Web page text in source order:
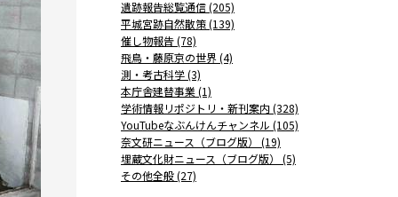
遺跡報告総覧通信 (205)
平城宮跡自然散策 (139)
催し物報告 (78)
飛鳥・藤原京の世界 (4)
測・考古科学 (3)
本庁舎建替事業 (1)
学術情報リポジトリ・新刊案内 (328)
YouTubeなぶんけんチャンネル (105)
奈文研ニュース（ブログ版） (19)
埋蔵文化財ニュース（ブログ版） (5)
その他全般 (27)